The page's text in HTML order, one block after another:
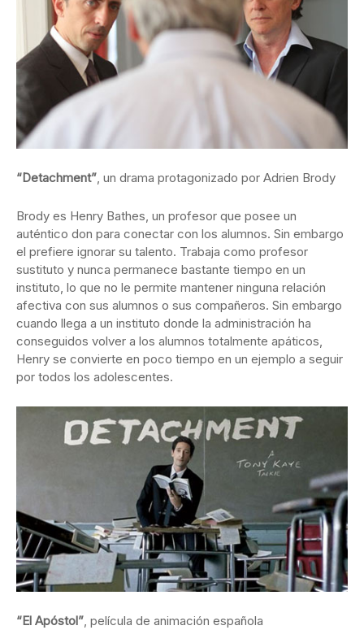
“Detachment”, un drama protagonizado por Adrien Brody
Brody es Henry Bathes, un profesor que posee un
auténtico don para conectar con los alumnos. Sin embargo
el prefiere ignorar su talento. Trabaja como profesor
sustituto y nunca permanece bastante tiempo en un
instituto, lo que no le permite mantener ninguna relación
afectiva con sus alumnos o sus compañeros. Sin embargo
cuando llega a un instituto donde la administración ha
conseguidos volver a los alumnos totalmente apáticos,
Henry se convierte en poco tiempo en un ejemplo a seguir
por todos los adolescentes.
“El Apóstol” , película de animación española